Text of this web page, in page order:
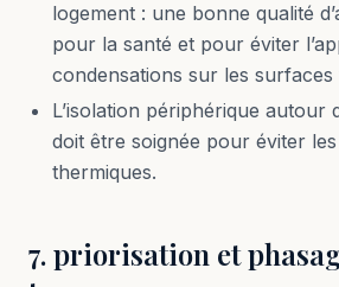
logement : une bonne qualité
pour la santé et pour éviter
condensations sur les surfaces
L’isolation périphérique autour
doit être soignée pour éviter
thermiques.
7. priorisation et